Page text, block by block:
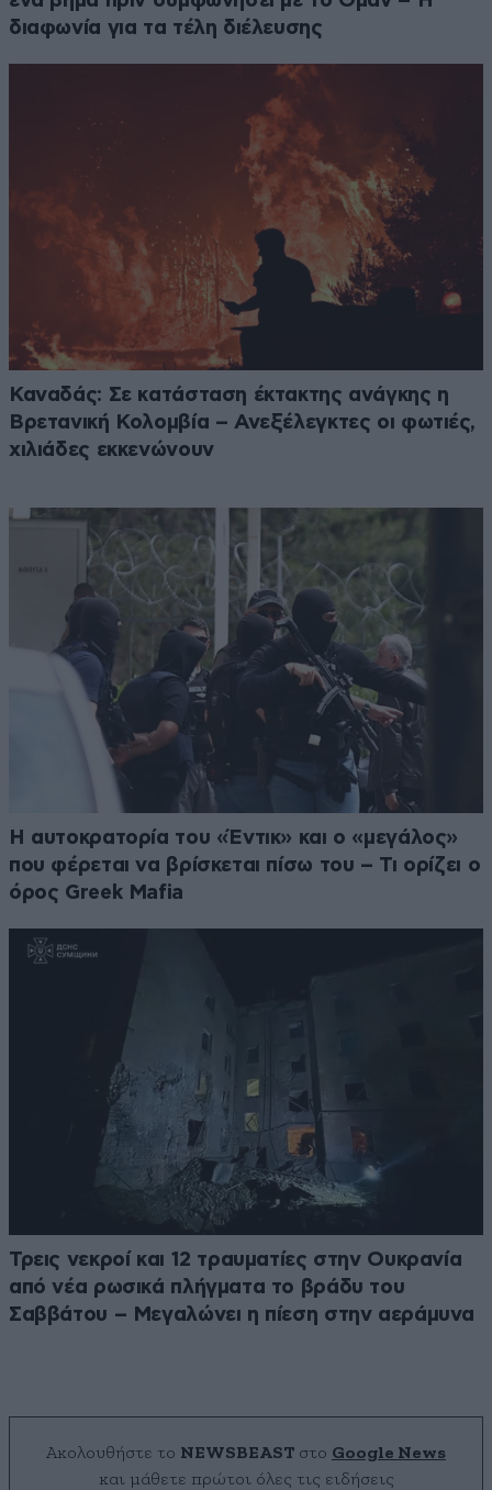
διαφωνία για τα τέλη διέλευσης
Καναδάς: Σε κατάσταση έκτακτης ανάγκης η
Βρετανική Κολομβία – Ανεξέλεγκτες οι φωτιές,
χιλιάδες εκκενώνουν
Η αυτοκρατορία του «Έντικ» και ο «μεγάλος»
που φέρεται να βρίσκεται πίσω του – Τι ορίζει ο
όρος Greek Mafia
Τρεις νεκροί και 12 τραυματίες στην Ουκρανία
από νέα ρωσικά πλήγματα το βράδυ του
Σαββάτου – Μεγαλώνει η πίεση στην αεράμυνα
Ακολουθήστε το NEWSBEAST στο Google News
και μάθετε πρώτοι όλες τις ειδήσεις